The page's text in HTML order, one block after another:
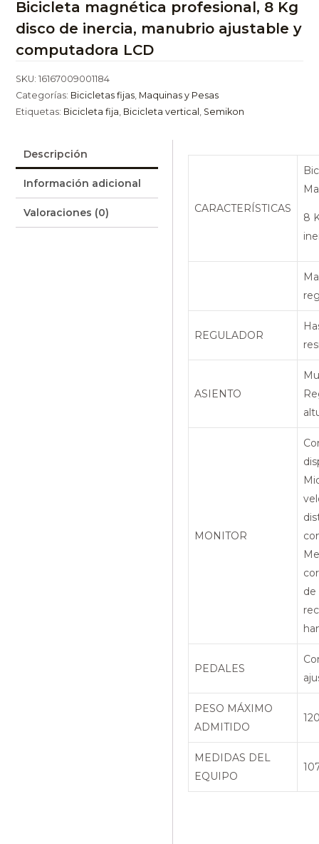
Bicicleta magnética profesional, 8 Kg
disco de inercia, manubrio ajustable y
computadora LCD
SKU: 16167009001184
Categorías: Bicicletas fijas, Maquinas y Pesas
Etiquetas: Bicicleta fija, Bicicleta vertical , Semikon
Descripción
Información adicional
Valoraciones (0) CARACTERÍSTICAS
8
REGULADOR
ASIENTO
MONITOR
de
PEDALES
PESO MÁXIMO
ADMITIDO
MEDIDAS DEL
EQUIPO